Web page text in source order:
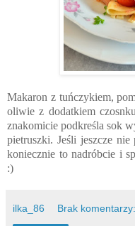
Makaron z tuńczykiem,
oliwie z dodatkiem
znakomicie podkreśla sok
pietruszki. Jeśli jeszcze
koniecznie to nadróbcie i
:)
ilka_86 Brak komentarzy: